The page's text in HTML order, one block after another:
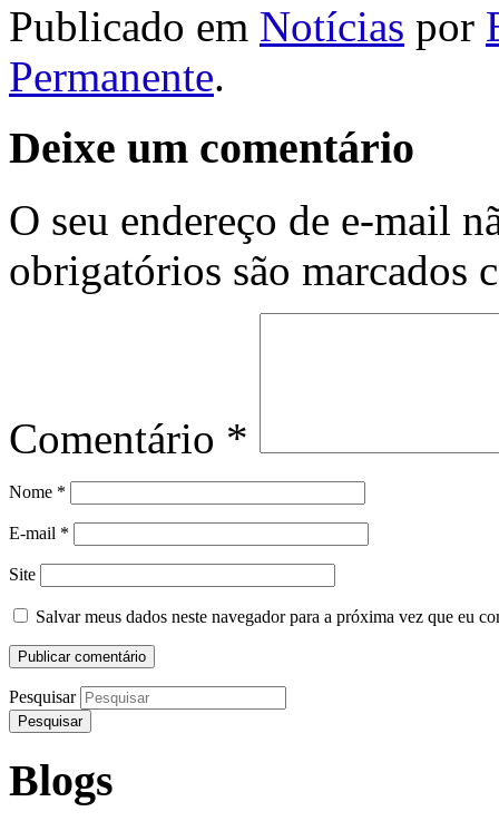
Publicado em Notícias por
Permanente.
Deixe um comentário
O seu endereço de e-mail
obrigatórios são marcados
Comentário *
Nome *
E-mail *
Site
Salvar meus dados neste navegador para a próxima vez que eu
Pesquisar
Blogs